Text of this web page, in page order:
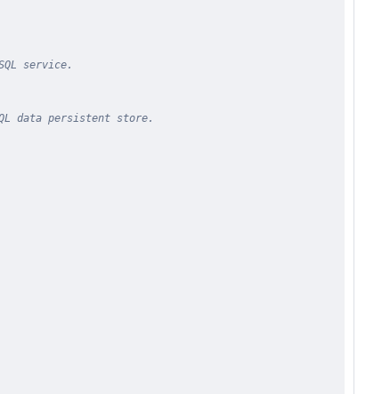
service.
data persistent store.